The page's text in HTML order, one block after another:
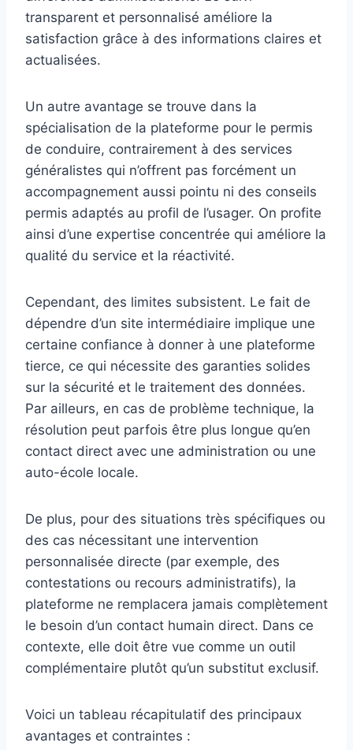
transparent et personnalisé améliore la
satisfaction grâce à des informations claires et
actualisées.
Un autre avantage se trouve dans la
spécialisation de la plateforme pour le permis
de conduire, contrairement à des services
généralistes qui n’offrent pas forcément un
accompagnement aussi pointu ni des conseils
permis adaptés au profil de l’usager. On profite
ainsi d’une expertise concentrée qui améliore la
qualité du service et la réactivité.
Cependant, des limites subsistent. Le fait de
dépendre d’un site intermédiaire implique une
certaine confiance à donner à une plateforme
tierce, ce qui nécessite des garanties solides
sur la sécurité et le traitement des données.
Par ailleurs, en cas de problème technique, la
résolution peut parfois être plus longue qu’en
contact direct avec une administration ou une
auto-école locale.
De plus, pour des situations très spécifiques ou
des cas nécessitant une intervention
personnalisée directe (par exemple, des
contestations ou recours administratifs), la
plateforme ne remplacera jamais complètement
le besoin d’un contact humain direct. Dans ce
contexte, elle doit être vue comme un outil
complémentaire plutôt qu’un substitut exclusif.
Voici un tableau récapitulatif des principaux
avantages et contraintes :